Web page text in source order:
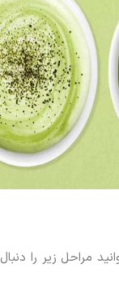
مراحل زیر را دنبال